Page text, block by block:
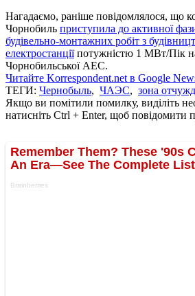
Нагадаємо, раніше повідомлялося, що
Чорнобиль приступила до активної
будівельно-монтажних робіт з
електростанціїпотужністю 1 МВт/Пік
Чорнобильської АЕС.
Читайте Korrespondent.net в Google
ТЕГИ: Чернобыль, ЧАЭС, зона
Якщо ви помітили помилку, виділіть
натисніть Ctrl + Enter, щоб повідомити